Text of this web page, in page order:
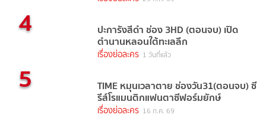
4 ปะการังสีดำ ช่อง 3HD (ตอนจบ) เปิด
ตำนานหลอนใต้ทะเลลึก
เรื่องย่อละคร 1 วันที่แล้ว
5 TIME หมุนเวลาตาย ช่องวัน31(ตอนจบ) ซี
รีส์โรแมนติกแฟนตาซีฟอร์มยักษ์
เรื่องย่อละคร 16 ก.ค. 69